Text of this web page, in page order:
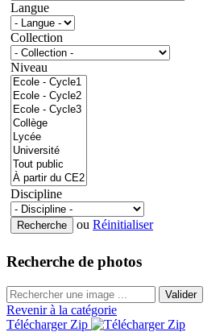
Langue
Collection
Niveau
Discipline
ou Réinitialiser
Recherche de photos
Valider
Revenir à la catégorie
Télécharger Zip